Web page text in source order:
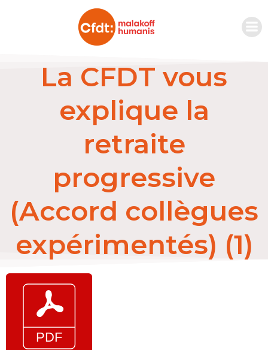
La CFDT vous
explique la
retraite
progressive
(Accord collègues
expérimentés) (1)